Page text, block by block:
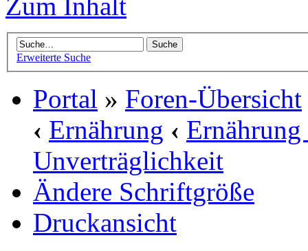
Erweiterte Suche
Portal » Foren-Übersicht
‹ Ernährung ‹
Unverträglichkeit
Ändere Schriftgröße
Druckansicht